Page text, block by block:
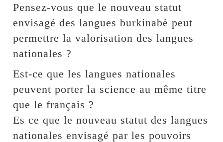
Pensez-vous que le nouveau statut
envisagé des langues burkinabè peut
permettre la valorisation des langues
nationales ?
Est-ce que les langues nationales
peuvent porter la science au même titre
que le français ?
Es ce que le nouveau statut des langues
nationales envisagé par les pouvoirs